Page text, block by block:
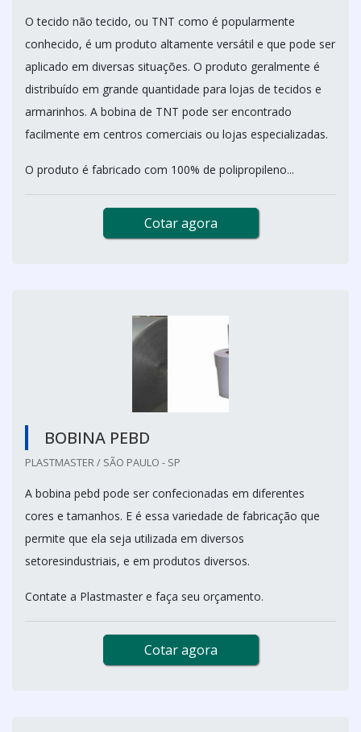
O tecido não tecido, ou TNT como é popularmente
conhecido, é um produto altamente versátil e que pode ser
aplicado em diversas situações. O produto geralmente é
distribuído em grande quantidade para lojas de tecidos e
armarinhos. A bobina de TNT pode ser encontrado
facilmente em centros comerciais ou lojas especializadas.
O produto é fabricado com 100% de polipropileno...
Cotar agora
BOBINA PEBD
PLASTMASTER / SÃO PAULO - SP
A bobina pebd pode ser confecionadas em diferentes
cores e tamanhos. E é essa variedade de fabricação que
permite que ela seja utilizada em diversos
setoresindustriais, e em produtos diversos.
Contate a Plastmaster e faça seu orçamento.
Cotar agora